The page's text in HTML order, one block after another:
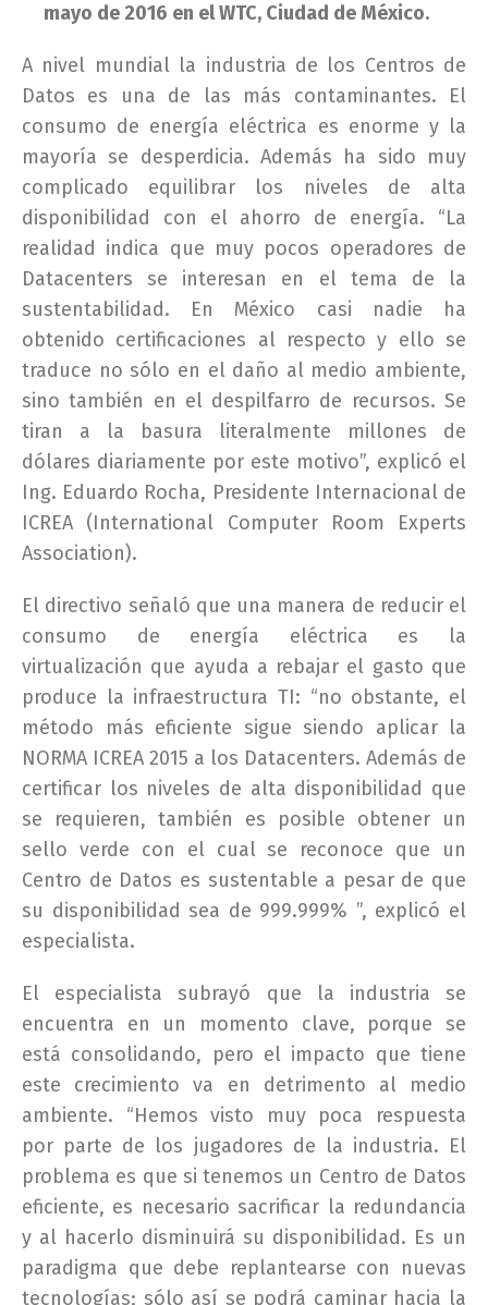
mayo de 2016 en el WTC, Ciudad de México.
A nivel mundial la industria de los Centros de
Datos es una de las más contaminantes. El
consumo de energía eléctrica es enorme y la
mayoría se desperdicia. Además ha sido muy
complicado equilibrar los niveles de alta
disponibilidad con el ahorro de energía. “La
realidad indica que muy pocos operadores de
Datacenters se interesan en el tema de la
sustentabilidad. En México casi nadie ha
obtenido certificaciones al respecto y ello se
traduce no sólo en el daño al medio ambiente,
sino también en el despilfarro de recursos. Se
tiran a la basura literalmente millones de
dólares diariamente por este motivo”, explicó el
Ing. Eduardo Rocha, Presidente Internacional de
ICREA (International Computer Room Experts
Association).
El directivo señaló que una manera de reducir el
consumo de energía eléctrica es la
virtualización que ayuda a rebajar el gasto que
produce la infraestructura TI: “no obstante, el
método más eficiente sigue siendo aplicar la
NORMA ICREA 2015 a los Datacenters. Además de
certificar los niveles de alta disponibilidad que
se requieren, también es posible obtener un
sello verde con el cual se reconoce que un
Centro de Datos es sustentable a pesar de que
su disponibilidad sea de 999.999% ”, explicó el
especialista.
El especialista subrayó que la industria se
encuentra en un momento clave, porque se
está consolidando, pero el impacto que tiene
este crecimiento va en detrimento al medio
ambiente. “Hemos visto muy poca respuesta
por parte de los jugadores de la industria. El
problema es que si tenemos un Centro de Datos
eficiente, es necesario sacrificar la redundancia
y al hacerlo disminuirá su disponibilidad. Es un
paradigma que debe replantearse con nuevas
tecnologías; sólo así se podrá caminar hacia la